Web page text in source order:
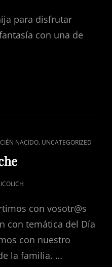
para disfrutar
con una de
NACIDO, UNCATEGORIZED
con vosotr@s
con temática del Día
con nuestro
la familia. …